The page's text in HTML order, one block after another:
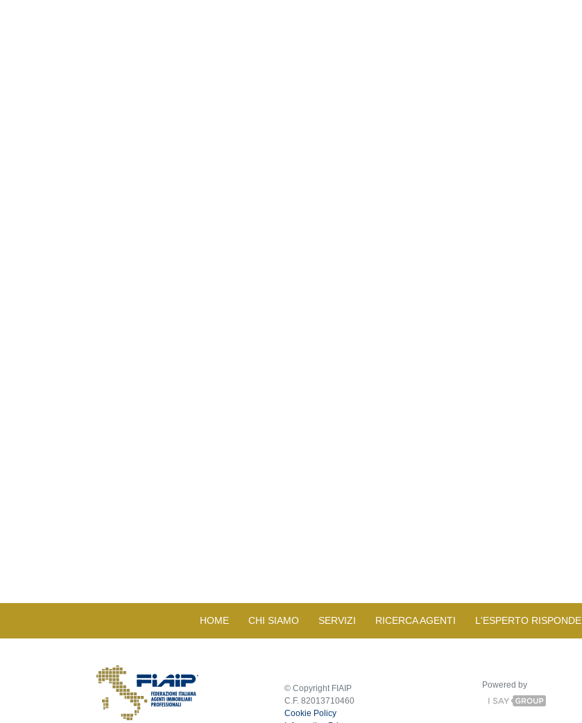
HOME CHI SIAMO SERVIZI RICERCA AGENTI L'ESPERTO RISPONDE
© Copyright FIAIP
C.F. 82013710460
Cookie Policy
Powered by